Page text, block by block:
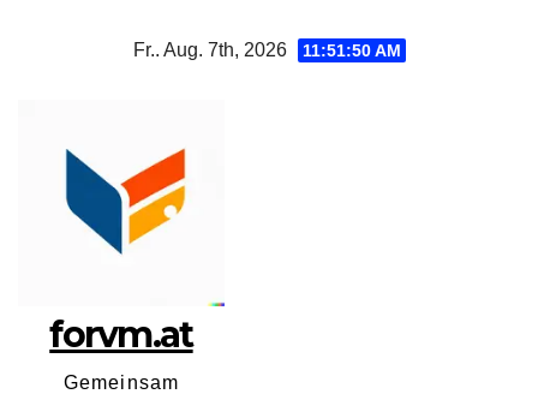
Fr.. Aug. 7th, 2026 11:51:51 AM
forvm.at
Gemeinsam